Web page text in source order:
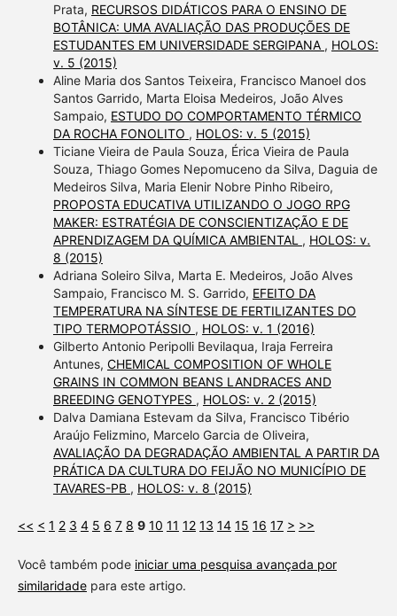
Prata, RECURSOS DIDÁTICOS PARA O ENSINO DE
BOTÂNICA: UMA AVALIAÇÃO DAS PRODUÇÕES DE
ESTUDANTES EM UNIVERSIDADE SERGIPANA , HOLOS:
v. 5 (2015)
Aline Maria dos Santos Teixeira, Francisco Manoel dos
Santos Garrido, Marta Eloisa Medeiros, João Alves
Sampaio, ESTUDO DO COMPORTAMENTO TÉRMICO
DA ROCHA FONOLITO , HOLOS: v. 5 (2015)
Ticiane Vieira de Paula Souza, Érica Vieira de Paula
Souza, Thiago Gomes Nepomuceno da Silva, Daguia de
Medeiros Silva, Maria Elenir Nobre Pinho Ribeiro,
PROPOSTA EDUCATIVA UTILIZANDO O JOGO RPG
MAKER: ESTRATÉGIA DE CONSCIENTIZAÇÃO E DE
APRENDIZAGEM DA QUÍMICA AMBIENTAL , HOLOS: v.
8 (2015)
Adriana Soleiro Silva, Marta E. Medeiros, João Alves
Sampaio, Francisco M. S. Garrido, EFEITO DA
TEMPERATURA NA SÍNTESE DE FERTILIZANTES DO
TIPO TERMOPOTÁSSIO , HOLOS: v. 1 (2016)
Gilberto Antonio Peripolli Bevilaqua, Iraja Ferreira
Antunes, CHEMICAL COMPOSITION OF WHOLE
GRAINS IN COMMON BEANS LANDRACES AND
BREEDING GENOTYPES , HOLOS: v. 2 (2015)
Dalva Damiana Estevam da Silva, Francisco Tibério
Araújo Felizmino, Marcelo Garcia de Oliveira,
AVALIAÇÃO DA DEGRADAÇÃO AMBIENTAL A PARTIR DA
PRÁTICA DA CULTURA DO FEIJÃO NO MUNICÍPIO DE
TAVARES-PB , HOLOS: v. 8 (2015)
<< < 1 2 3 4 5 6 7 8 9 10 11 12 13 14 15 16 17 > >>
Você também pode iniciar uma pesquisa avançada por
similaridadepara este artigo.